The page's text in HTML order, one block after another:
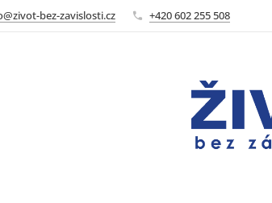
bez-zavislosti.cz +420 602 255 508